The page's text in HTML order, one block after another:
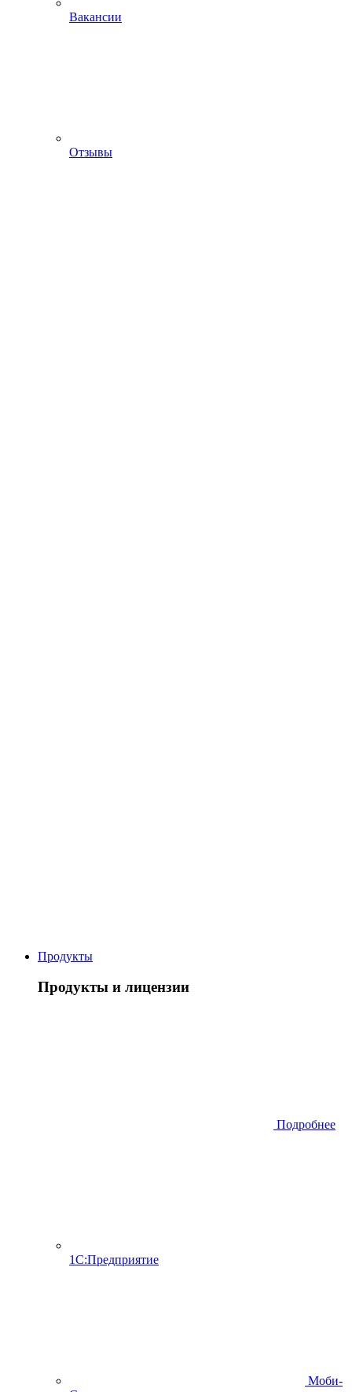
Вакансии
Отзывы
Продукты
Продукты и лицензии
Подробнее
1С:Предприятие
Моби-